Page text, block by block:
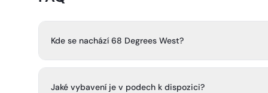
Kde se nachází 68 Degrees West?
Brecon Beacons.
Jaké vybavení je v podech k dispozici?